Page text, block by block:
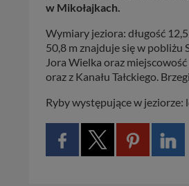
w Mikołajkach.
Wymiary jeziora: długość
50,8 m znajduje się w pobliżu
Jora Wielka oraz
oraz z Kanału Tałckiego.
Ryby występujące w jeziorze: